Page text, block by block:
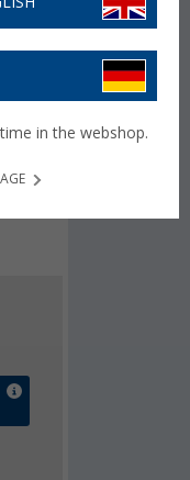
in the webshop.